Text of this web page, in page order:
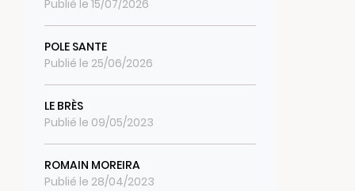
Publié le 15/07/2026
POLE SANTE
Publié le 25/06/2026
LE BRÈS
Publié le 09/05/2023
ROMAIN MOREIRA
Publié le 28/04/2023